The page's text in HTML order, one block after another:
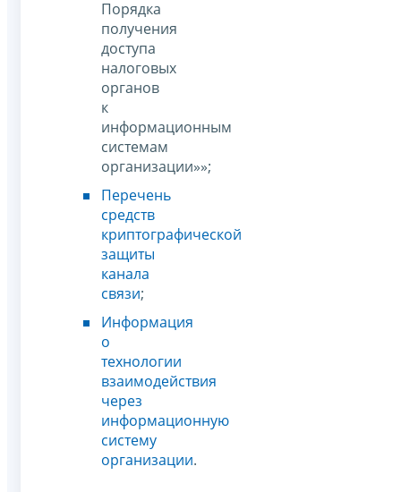
Порядка
получения
доступа
налоговых
органов
к
информационным
системам
организации»»;
Перечень
средств
криптографической
защиты
канала
связи;
Информация
о
технологии
взаимодействия
через
информационную
систему
организации.